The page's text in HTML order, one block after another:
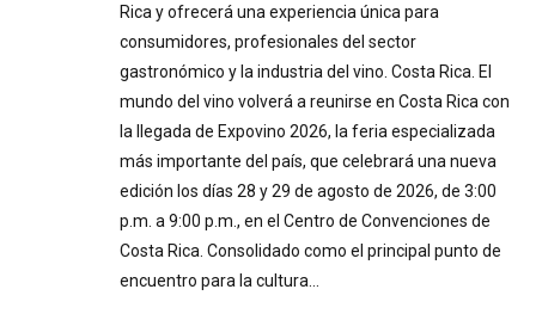
Rica y ofrecerá una experiencia única para
consumidores, profesionales del sector
gastronómico y la industria del vino. Costa Rica. El
mundo del vino volverá a reunirse en Costa Rica con
la llegada de Expovino 2026, la feria especializada
más importante del país, que celebrará una nueva
edición los días 28 y 29 de agosto de 2026, de 3:00
p.m. a 9:00 p.m., en el Centro de Convenciones de
Costa Rica. Consolidado como el principal punto de
encuentro para la cultura…